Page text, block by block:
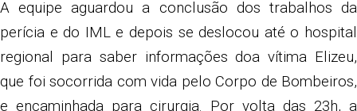
A equipe aguardou a conclusão dos trabalhos da
perícia e do IML e depois se deslocou até o hospital
regional para saber informações doa vítima Elizeu,
que foi socorrida com vida pelo Corpo de Bombeiros,
e encaminhada para cirurgia. Por volta das 23h, a